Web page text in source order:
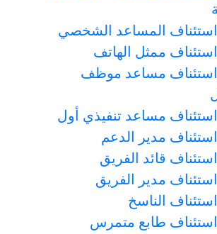
المساعد الشخصي
ممثل الهاتف
استئناف مساعد موظف
مساعد تنفيذي أول
مدير الدعم
قائد الفريق
مدير الفريق
الناسخ
طابع متمرس